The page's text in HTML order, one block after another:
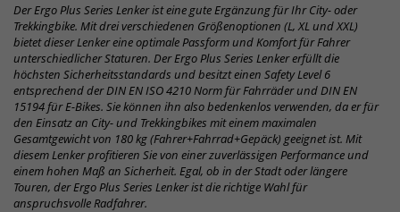
Der Ergo Plus Series Lenker ist eine gute Ergänzung für Ihr City- oder
Trekkingbike. Mit drei verschiedenen Größenoptionen (L, XL und XXL)
bietet dieser Lenker eine optimale Passform und Komfort für Fahrer
unterschiedlicher Staturen. Der Ergo Plus Series Lenker erfüllt die
höchsten Sicherheitsstandards und besitzt einen Safety Level 6
entsprechend der DIN EN ISO 4210 Norm für Fahrräder und DIN EN
15194 für E-Bikes. Sie können ihn also bedenkenlos verwenden, da er für
den Einsatz an City- und Trekkingbikes mit einem maximalen
Gesamtgewicht von 180 kg (Fahrer+Fahrrad+Gepäck) geeignet ist. Mit
diesem Lenker profitieren Sie von einer zuverlässigen Performance und
einem hohen Maß an Sicherheit. Egal, ob in der Stadt oder längere
Touren, der Ergo Plus Series Lenker ist die richtige Wahl für
anspruchsvolle Radfahrer.